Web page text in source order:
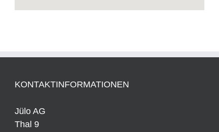
KONTAKTINFORMATIONEN
Jülo AG
Thal 9